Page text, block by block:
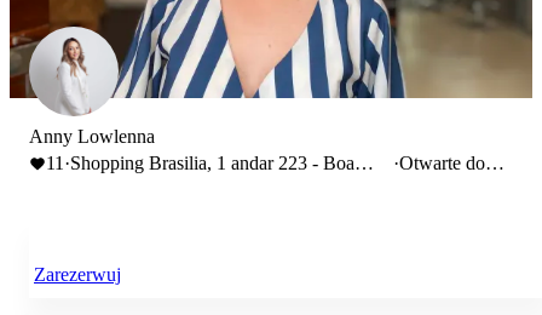
Anny Lowlenna
11 ·Shopping Brasilia, 1 andar 223 - Boa
·Otwarte do
Zarezerwuj